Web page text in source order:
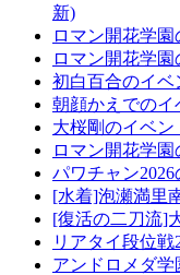
新)
ロマン開花学
ロマン開花学
初白百合のイベ
朝顔かえでのイ
大桜剛のイベン
ロマン開花学
パワチャン
[水着]泡瀬満里
[復活の二刀流]
リアタイ段位
アンドロメダ学